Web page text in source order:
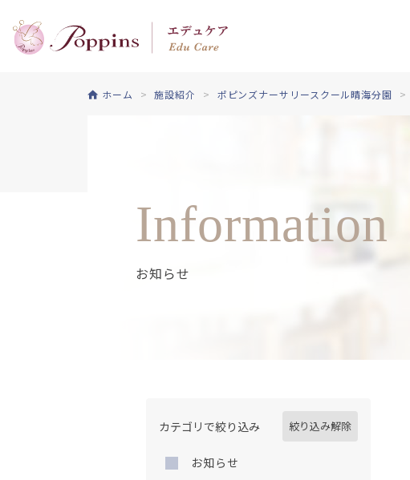
ホーム 施設紹介 ポピンズナーサリースクール晴海分園
Information
お知らせ
カテゴリで絞り込み 絞り込み解除
お知らせ